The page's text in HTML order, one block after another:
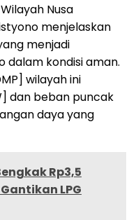
Nusa
menjelaskan
menjadi
dalam kondisi aman.
wilayah ini
dan beban puncak
daya yang
Rp3,5
LPG